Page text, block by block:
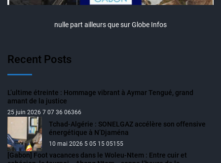
nulle part ailleurs que sur Globe Infos
Recent Posts
L’ultime étreinte : Hommage vibrant à Aymar Tengué, grand
amant de la justice
25 juin 2026 7 07 36 06366
Tchad-Algérie : SONELGAZ accélère son offensive
énergétique à N’Djaména
10 mai 2026 5 05 15 05155
[Gabon] Foot vacances dans le Woleu-Ntem : Entre cuir et